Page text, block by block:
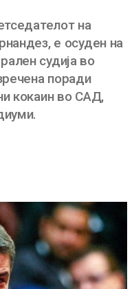
на
е осуден на
судија во
поради
кокаин во САД,